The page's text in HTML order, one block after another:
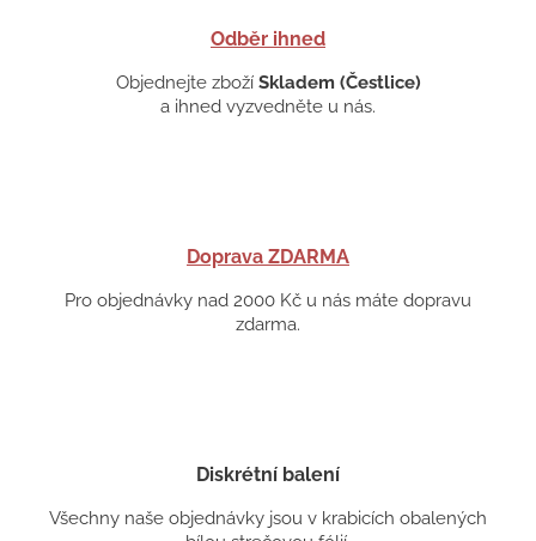
Odběr ihned
Objednejte zboží Skladem (Čestlice)
a ihned vyzvedněte u nás.
Doprava ZDARMA
Pro objednávky nad 2000 Kč u nás máte dopravu
zdarma.
Diskrétní balení
Všechny naše objednávky jsou v krabicích obalených